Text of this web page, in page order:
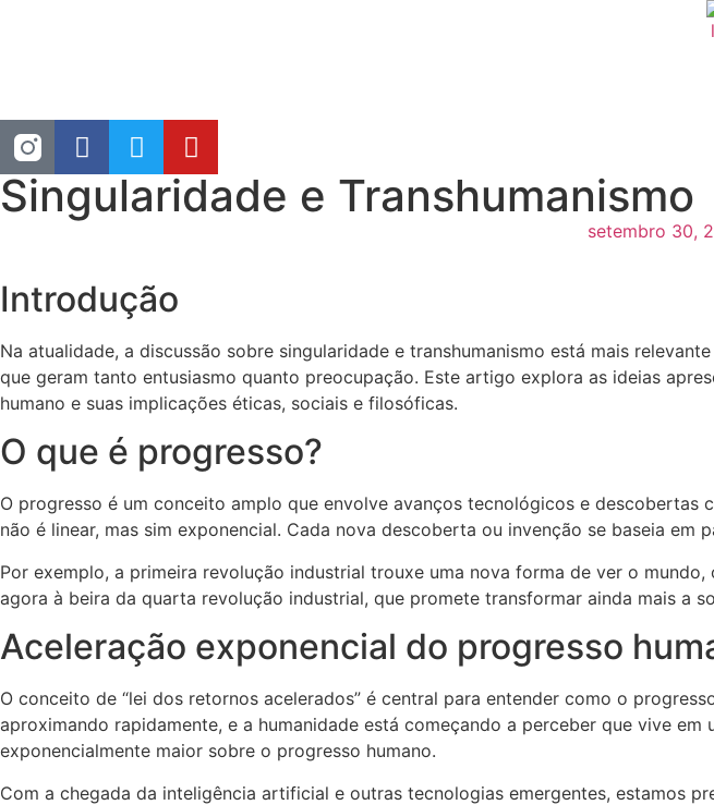
Singularidade e Transhumanismo
setembro 30,
Introdução
Na atualidade, a discussão sobre singularidade e transhumanismo está mais
que geram tanto entusiasmo quanto preocupação. Este artigo explora as ideias
humano e suas implicações éticas, sociais e filosóficas.
O que é progresso?
O progresso é um conceito amplo que envolve avanços tecnológicos e
não é linear, mas sim exponencial. Cada nova descoberta ou invenção se baseia
Por exemplo, a primeira revolução industrial trouxe uma nova forma de ver o
agora à beira da quarta revolução industrial, que promete transformar ainda mais a
Aceleração exponencial do progresso
O conceito de “lei dos retornos acelerados” é central para entender como o
aproximando rapidamente, e a humanidade está começando a perceber que vive
exponencialmente maior sobre o progresso humano.
Com a chegada da inteligência artificial e outras tecnologias emergentes, estamos